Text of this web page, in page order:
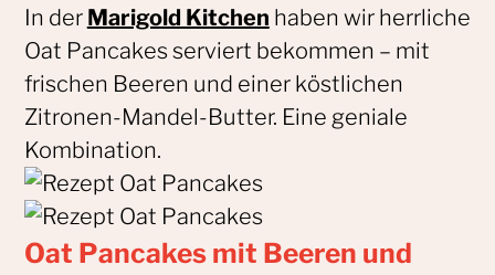
In der Marigold Kitchen haben wir herrliche
Oat Pancakes serviert bekommen – mit
frischen Beeren und einer köstlichen
Zitronen-Mandel-Butter. Eine geniale
Kombination.
Oat Pancakes mit Beeren und